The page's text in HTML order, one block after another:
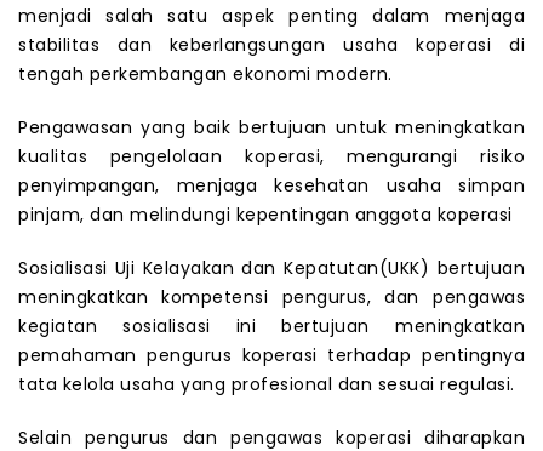
menjadi salah satu aspek penting dalam menjaga
stabilitas dan keberlangsungan usaha koperasi di
tengah perkembangan ekonomi modern.
Pengawasan yang baik bertujuan untuk meningkatkan
kualitas pengelolaan koperasi, mengurangi risiko
penyimpangan, menjaga kesehatan usaha simpan
pinjam, dan melindungi kepentingan anggota koperasi
Sosialisasi Uji Kelayakan dan Kepatutan(UKK) bertujuan
meningkatkan kompetensi pengurus, dan pengawas
kegiatan sosialisasi ini bertujuan meningkatkan
pemahaman pengurus koperasi terhadap pentingnya
tata kelola usaha yang profesional dan sesuai regulasi.
Selain pengurus dan pengawas koperasi diharapkan